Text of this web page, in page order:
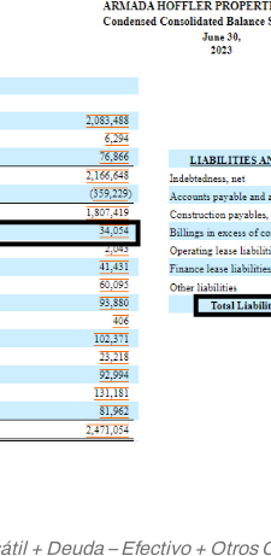
+ Deuda – Efectivo + Otros